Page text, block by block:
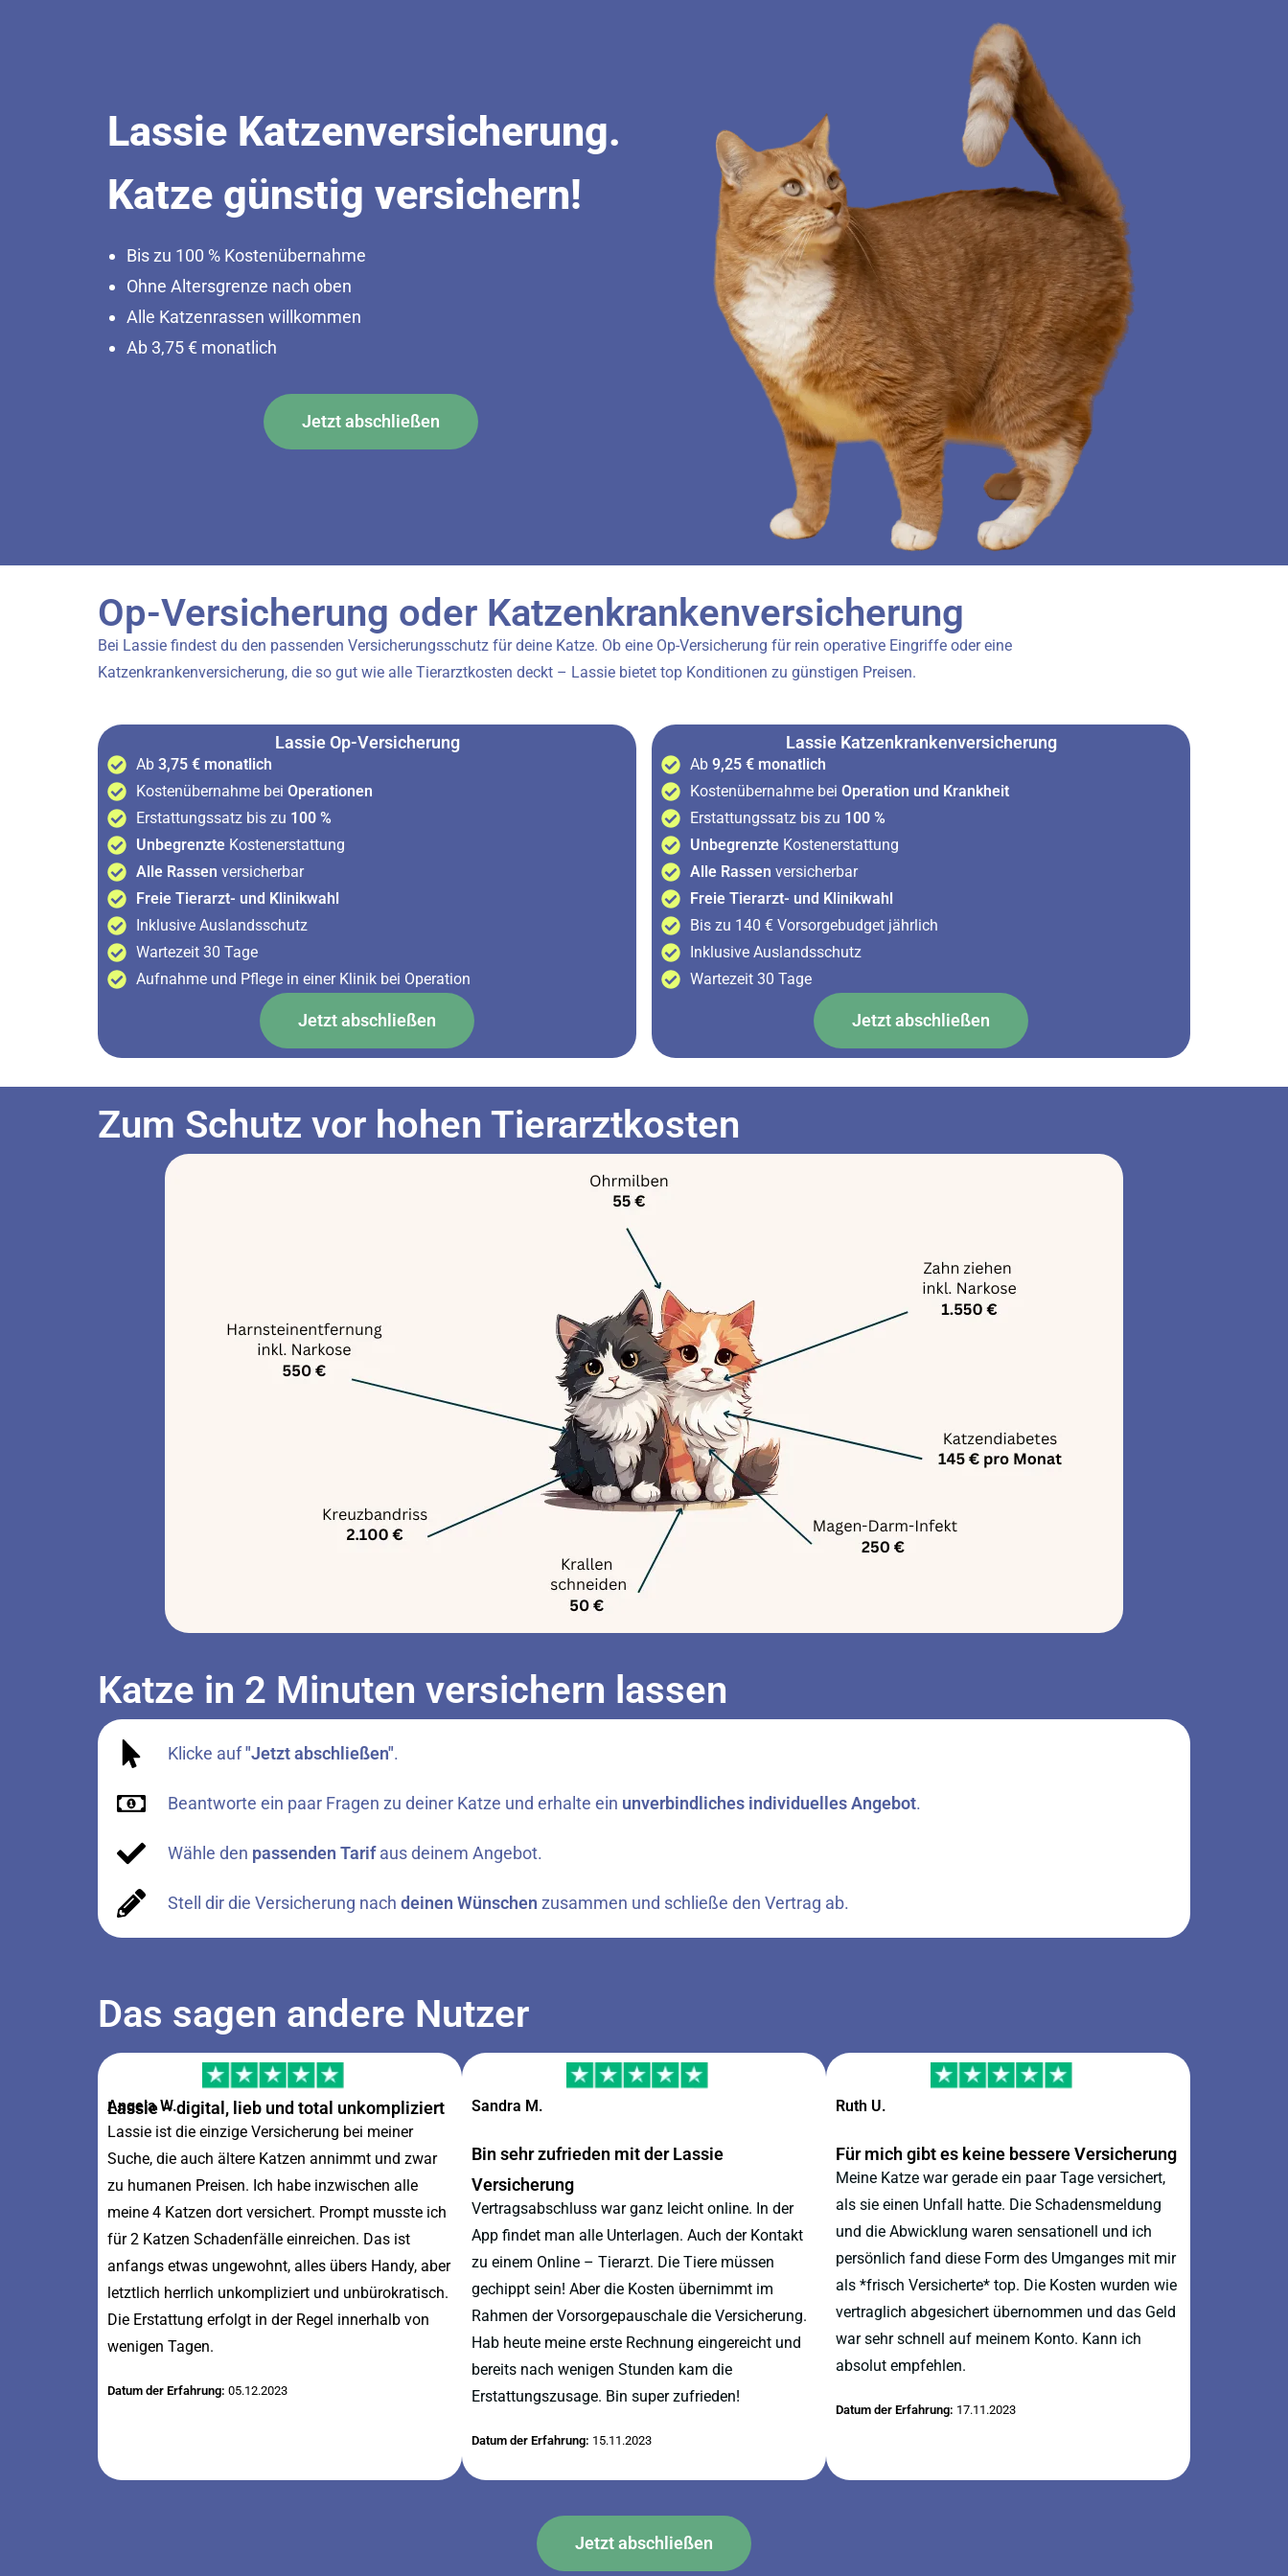
Lassie Katzenversicherung.
Katze günstig versichern!
Bis zu 100 % Kostenübernahme
Ohne Altersgrenze nach oben
Alle Katzenrassen willkommen
Ab 3,75 € monatlich
Jetzt abschließen
Op-Versicherung oder Katzenkrankenversicherung
Bei Lassie findest du den passenden Versicherungsschutz für deine Katze. Ob eine Op-Versicherung für rein operative Eingriffe oder eine
Katzenkrankenversicherung, die so gut wie alle Tierarztkosten deckt – Lassie bietet top Konditionen zu günstigen Preisen.
Lassie Op-Versicherung
Ab 3,75 € monatlich
Kostenübernahme bei Operationen
Erstattungssatz bis zu 100 %
Unbegrenzte Kostenerstattung
Alle Rassen versicherbar
Freie Tierarzt- und Klinikwahl
Inklusive Auslandsschutz
Wartezeit 30 Tage
Aufnahme und Pflege in einer Klinik bei Operation
Jetzt abschließen
Lassie Katzenkrankenversicherung
Ab 9,25 € monatlich
Kostenübernahme bei Operation und Krankheit
Erstattungssatz bis zu 100 %
Unbegrenzte Kostenerstattung
Alle Rassen versicherbar
Freie Tierarzt- und Klinikwahl
Bis zu 140 € Vorsorgebudget jährlich
Inklusive Auslandsschutz
Wartezeit 30 Tage
Jetzt abschließen
Zum Schutz vor hohen Tierarztkosten
Katze in 2 Minuten versichern lassen
Klicke auf"Jetzt abschließen".
Beantworte ein paar Fragen zu deiner Katze und erhalte ein unverbindliches individuelles Angebot.
Wähle den passenden Tarifaus deinem Angebot.
Stell dir die Versicherung nach deinen Wünschen zusammen und schließe den Vertrag ab.
Das sagen andere Nutzer
Angela W.
Lassie – digital, lieb und total unkompliziert
Lassie ist die einzige Versicherung bei meiner
Suche, die auch ältere Katzen annimmt und zwar
zu humanen Preisen. Ich habe inzwischen alle
meine 4 Katzen dort versichert. Prompt musste ich
für 2 Katzen Schadenfälle einreichen. Das ist
anfangs etwas ungewohnt, alles übers Handy, aber
letztlich herrlich unkompliziert und unbürokratisch.
Die Erstattung erfolgt in der Regel innerhalb von
wenigen Tagen.
Datum der Erfahrung: 05.12.2023
Sandra M.
Bin sehr zufrieden mit der Lassie
Versicherung
Vertragsabschluss war ganz leicht online. In der
App findet man alle Unterlagen. Auch der Kontakt
zu einem Online – Tierarzt. Die Tiere müssen
gechippt sein! Aber die Kosten übernimmt im
Rahmen der Vorsorgepauschale die Versicherung.
Hab heute meine erste Rechnung eingereicht und
bereits nach wenigen Stunden kam die
Erstattungszusage. Bin super zufrieden!
Datum der Erfahrung: 15.11.2023
Ruth U.
Für mich gibt es keine bessere Versicherung
Meine Katze war gerade ein paar Tage versichert,
als sie einen Unfall hatte. Die Schadensmeldung
und die Abwicklung waren sensationell und ich
persönlich fand diese Form des Umganges mit mir
als *frisch Versicherte* top. Die Kosten wurden wie
vertraglich abgesichert übernommen und das Geld
war sehr schnell auf meinem Konto. Kann ich
absolut empfehlen.
Datum der Erfahrung: 17.11.2023
Jetzt abschließen